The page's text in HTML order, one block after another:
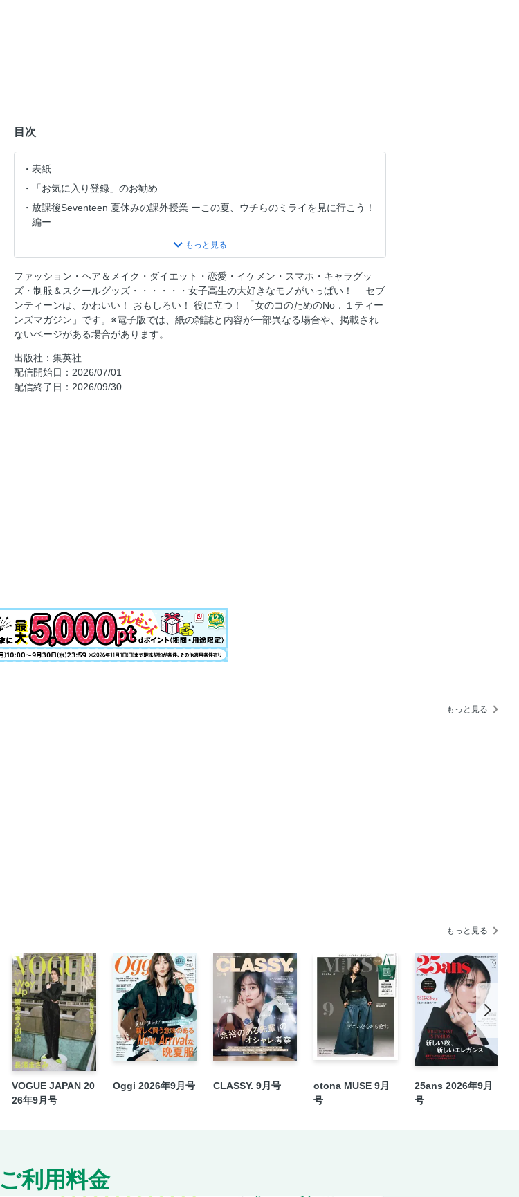
目次
表紙
「お気に入り登録」のお勧め
放課後Seventeen 夏休みの課外授業 ーこの夏、ウチらのミライを見に行こう！
編ー
ミスセブンティーン2026 ファイナリスト発表！
JKのハピ夏計画！
JKのハピ夏計画！プラン1 STモのHappy Summer Talk
JKのハピ夏計画！プラン2 夏の推しTシャツSNAP2026
JKのハピ夏計画！プラン3 じゅったんが愛する“古着”の世界へようこそ
JKのハピ夏計画！プラン4 イベント別 最旬ヘアアレンジ
JKのハピ夏計画！プラン5 夏はひんやり かき氷メイク
この夏、ウチらのミライを見に行こうPart1 高校生たちの最新SDGsアクショ
ンでミライ更新中
この夏、ウチらのミライを見に行こうPart2 突撃！ SDGsな社会科見学
ファッション・ヘア＆メイク・ダイエット・恋愛・イケメン・スマホ・キャラグッ
ズ・制服＆スクールグッズ・・・・・・女子高生の大好きなモノがいっぱい！ セブ
ンティーンは、かわいい！ おもしろい！ 役に立つ！ 「女のコのためのNo．１ティー
ンズマガジン」です。※電子版では、紙の雑誌と内容が一部異なる場合や、掲載され
ないページがある場合があります。
出版社：集英社
配信開始日：2026/07/01
配信終了日：2026/09/30
もっと見る
もっと見る
VOGUE JAPAN 20
26年9月号
Oggi 2026年9月号 CLASSY. 9月号
otona MUSE 9月
号
25ans 2026年9月
号
ご利用料金